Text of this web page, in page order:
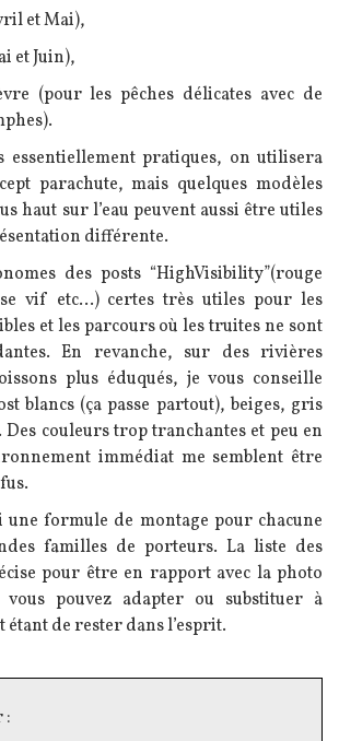
et Mai),
et Juin),
(pour les pêches délicates avec de
essentiellement pratiques, on utilisera
parachute, mais quelques modèles
haut sur l’eau peuvent aussi être utiles
différente.
des posts “HighVisibility”(rouge
vif etc...) certes très utiles pour les
et les parcours où les truites ne sont
En revanche, sur des rivières
plus éduqués, je vous conseille
blancs (ça passe partout), beiges, gris
Des couleurs trop tranchantes et peu en
immédiat me semblent être
une formule de montage pour chacune
familles de porteurs. La liste des
pour être en rapport avec la photo
vous pouvez adapter ou substituer à
de rester dans l’esprit.
: